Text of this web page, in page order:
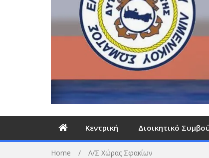
Κεντρική Διοικητικό
Home Λ/Σ Χώρας Σφακίων